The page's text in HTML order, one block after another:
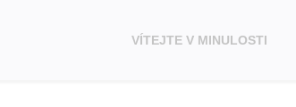
VÍTEJTE V MINULOSTI